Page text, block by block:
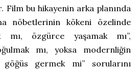
Film bu hikayenin arka planında
nöbetlerinin kökeni özelinde
mı, özgürce yaşamak mı”,
mı, yoksa modernliğin
göğüs germek mi” sorularını